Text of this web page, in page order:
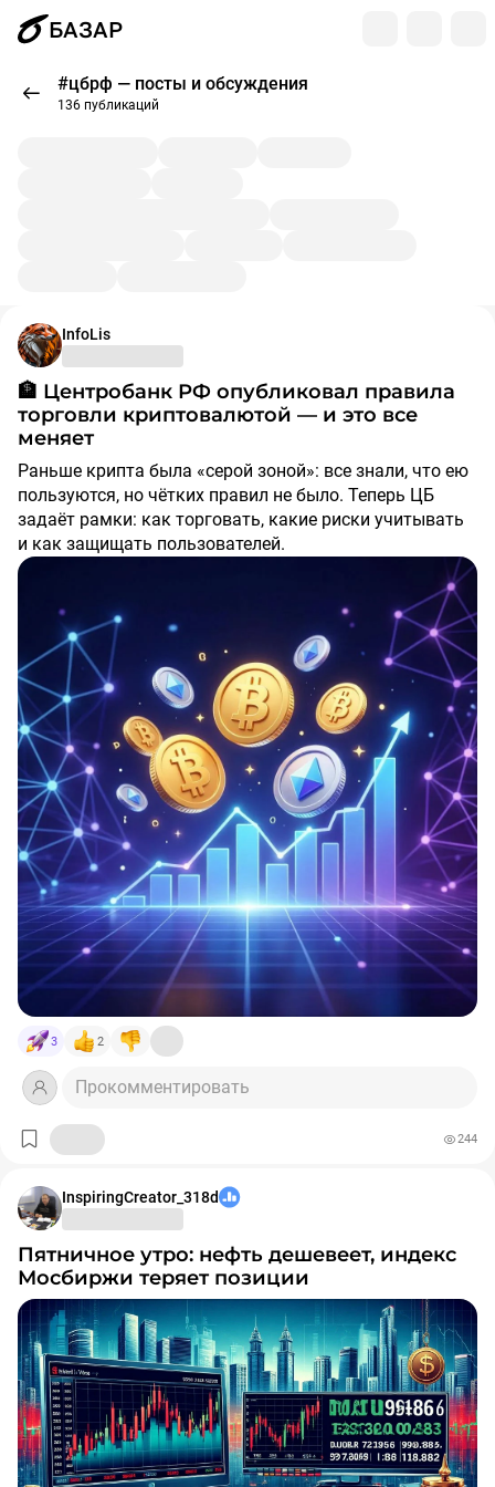
БАЗАР
#цбрф — посты и обсуждения
136 публикаций
InfoLis
🏦 Центробанк РФ опубликовал правила
торговли криптовалютой — и это все
меняет
Раньше крипта была «серой зоной»: все знали, что ею
пользуются, но чётких правил не было. Теперь ЦБ
задаёт рамки: как торговать, какие риски учитывать
и как защищать пользователей.
✅ Прозрачность:
меньше шансов попасть на
мошенников — площадки будут под надзором.
✅ Защита прав:если что-то пойдёт не так, появится
понятный путь решения споров.
✅ Контроль рисков:ЦБ требует предупреждать
пользователей о высокой волатильности и
возможных потерях.
Конечно, не всем такие правила по душе: кто-то любит
полную свободу, а кто-то — спокойствие и гарантии.
Но одно очевидно: крипта перестаёт быть «диким
Западом» и становится частью регулируемой
экономики.
А как вы относитесь к регулированию крипты? За
жёсткие правила или за полную свободу? 👇
Иллюстрация сгенерирована нейросетью
#криптовалюта
#ЦБРФ
3 2
Прокомментировать
244
InspiringCreator_318d
Пятничное утро: нефть дешевеет, индекс
Мосбиржи теряет позиции